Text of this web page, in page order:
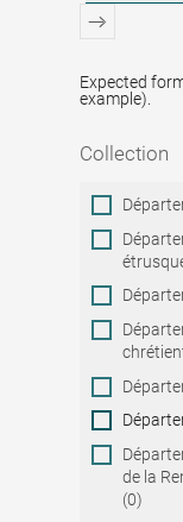
Expected
example).
Collection
Collection
de la
(0)